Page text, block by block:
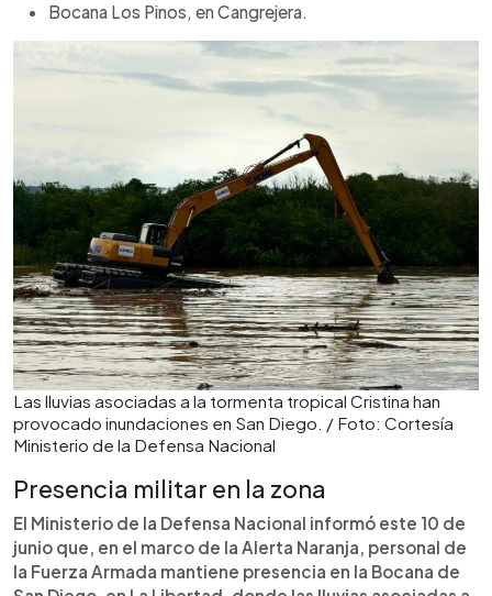
Bocana Los Pinos, en Cangrejera.
Las lluvias asociadas a la tormenta tropical Cristina han
provocado inundaciones en San Diego. / Foto: Cortesía
Ministerio de la Defensa Nacional
Presencia militar en la zona
El Ministerio de la Defensa Nacional informó este 10 de
junio que, en el marco de la Alerta Naranja, personal de
la Fuerza Armada mantiene presencia en la Bocana de